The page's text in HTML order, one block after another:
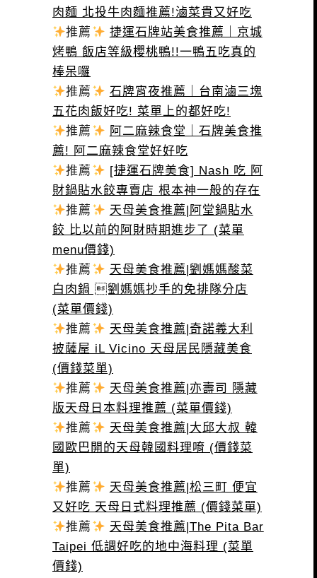
肉麵 北投牛肉麵推薦!滷菜貴又好吃
推薦
捷運石牌站美食推薦｜京城
烤鴨 飯店等級櫻桃鴨!!一鴨五吃真的
棒呆囉
推薦
石牌宵夜推薦｜台南滷三塊
五花肉飯好吃! 菜單上的都好吃!
推薦
阿二麻辣食堂｜石牌美食推
薦! 阿二麻辣食堂好好吃
推薦
[捷運石牌美食] Nash 吃 阿
財鍋貼水餃專賣店 根本神一般的存在
推薦
天母美食推薦|阿堂鍋貼水
餃 比以前的阿財時期進步了 (菜單
menu價錢)
推薦
天母美食推薦|劉媽媽酸菜
白肉鍋 劉媽媽抄手的免排隊分店
(菜單價錢)
推薦
天母美食推薦|奇諾義大利
披薩屋 iL Vicino 天母居民隱藏美食
(價錢菜單)
推薦
天母美食推薦|亦壽司 隱藏
版天母日本料理推薦 (菜單價錢)
推薦
天母美食推薦|大邱大叔 韓
國歐巴開的天母韓國料理唷 (價錢菜
單)
推薦
天母美食推薦|松三町 便宜
又好吃 天母日式料理推薦 (價錢菜單)
推薦
天母美食推薦|The Pita Bar
Taipei 低調好吃的地中海料理 (菜單
價錢)